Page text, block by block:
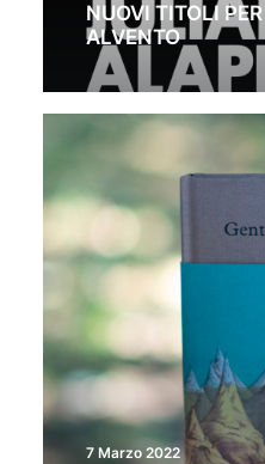
NUOVI TITOLI
ALVENTO
7 Marzo 2022